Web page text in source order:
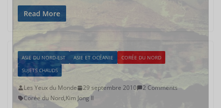
Read More
ASIE DU NORD-EST ASIE ET OCÉANIE
CORÉE DU NORD
SUJETS CHAUDS
Les Yeux du Monde 29 septembre 2010
2 Comments
Corée du Nord,Kim Jong Il